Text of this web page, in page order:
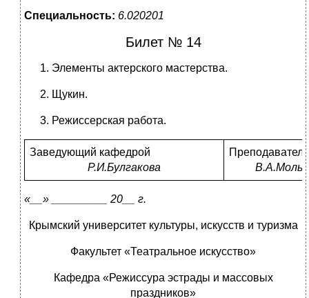
Специальность: 6.020201
Билет № 14
Элементы актерского мастерства.
Щукин.
Режиссерская работа.
Заведующий кафедрой
Р.И.Булгакова
Преподаватель
«__» _________ 20__ г.
Крымский университет культуры, искусств и туризма
Факультет «Театральное искусство»
Кафедра «Режиссура эстрады и массовых
праздников»